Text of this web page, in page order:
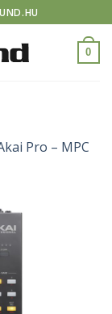
0
Pro – MPC